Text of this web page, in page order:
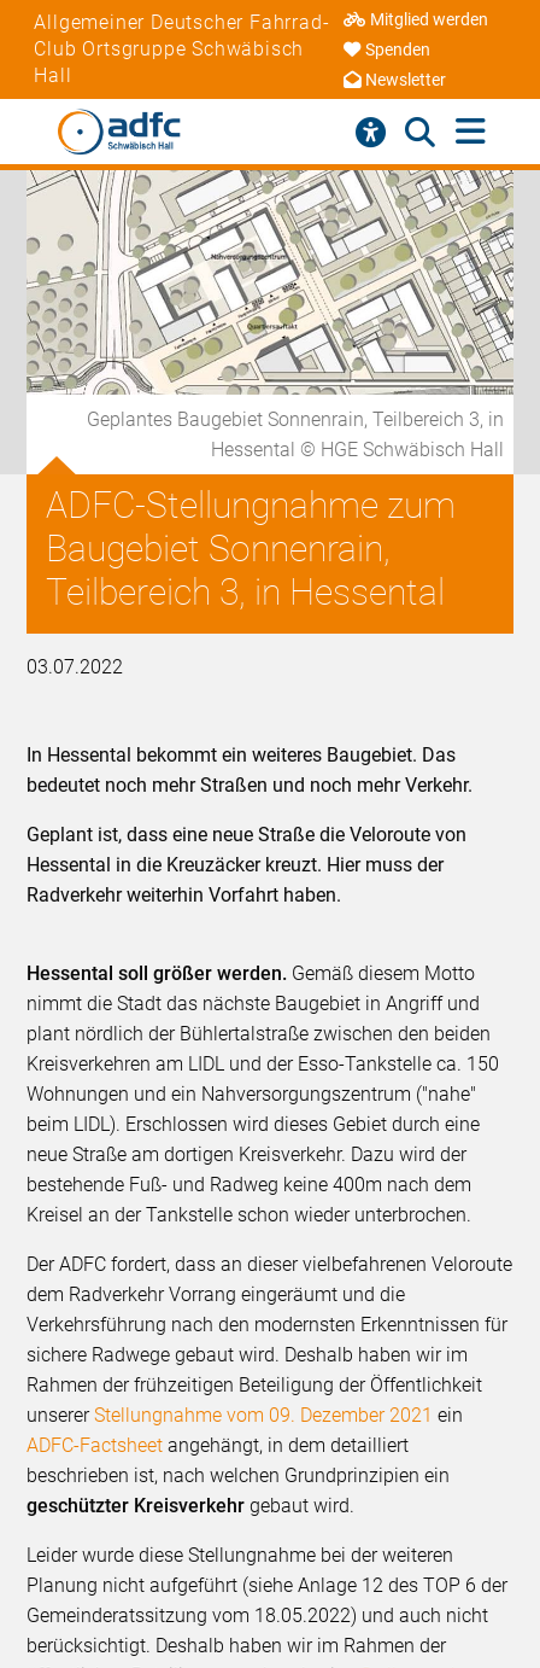
Allgemeiner Deutscher Fahrrad-
Club Ortsgruppe Schwäbisch
Hall
Mitglied werden
Spenden
Newsletter
Geplantes Baugebiet Sonnenrain, Teilbereich 3, in
Hessental © HGE Schwäbisch Hall
ADFC-Stellungnahme zum
Baugebiet Sonnenrain,
Teilbereich 3, in Hessental
03.07.2022
In Hessental bekommt ein weiteres Baugebiet. Das
bedeutet noch mehr Straßen und noch mehr Verkehr.
Geplant ist, dass eine neue Straße die Veloroute von
Hessental in die Kreuzäcker kreuzt. Hier muss der
Radverkehr weiterhin Vorfahrt haben.
Hessental soll größer werden. Gemäß diesem Motto
nimmt die Stadt das nächste Baugebiet in Angriff und
plant nördlich der Bühlertalstraße zwischen den beiden
Kreisverkehren am LIDL und der Esso-Tankstelle ca. 150
Wohnungen und ein Nahversorgungszentrum ("nahe"
beim LIDL). Erschlossen wird dieses Gebiet durch eine
neue Straße am dortigen Kreisverkehr. Dazu wird der
bestehende Fuß- und Radweg keine 400m nach dem
Kreisel an der Tankstelle schon wieder unterbrochen.
Der ADFC fordert, dass an dieser vielbefahrenen Veloroute
dem Radverkehr Vorrang eingeräumt und die
Verkehrsführung nach den modernsten Erkenntnissen für
sichere Radwege gebaut wird. Deshalb haben wir im
Rahmen der frühzeitigen Beteiligung der Öffentlichkeit
unsererStellungnahme vom 09. Dezember 2021 ein
ADFC-Factsheet angehängt, in dem detailliert
beschrieben ist, nach welchen Grundprinzipien ein
geschützter Kreisverkehr gebaut wird.
Leider wurde diese Stellungnahme bei der weiteren
Planung nicht aufgeführt (siehe Anlage 12 des TOP 6 der
Gemeinderatssitzung vom 18.05.2022) und auch nicht
berücksichtigt. Deshalb haben wir im Rahmen der